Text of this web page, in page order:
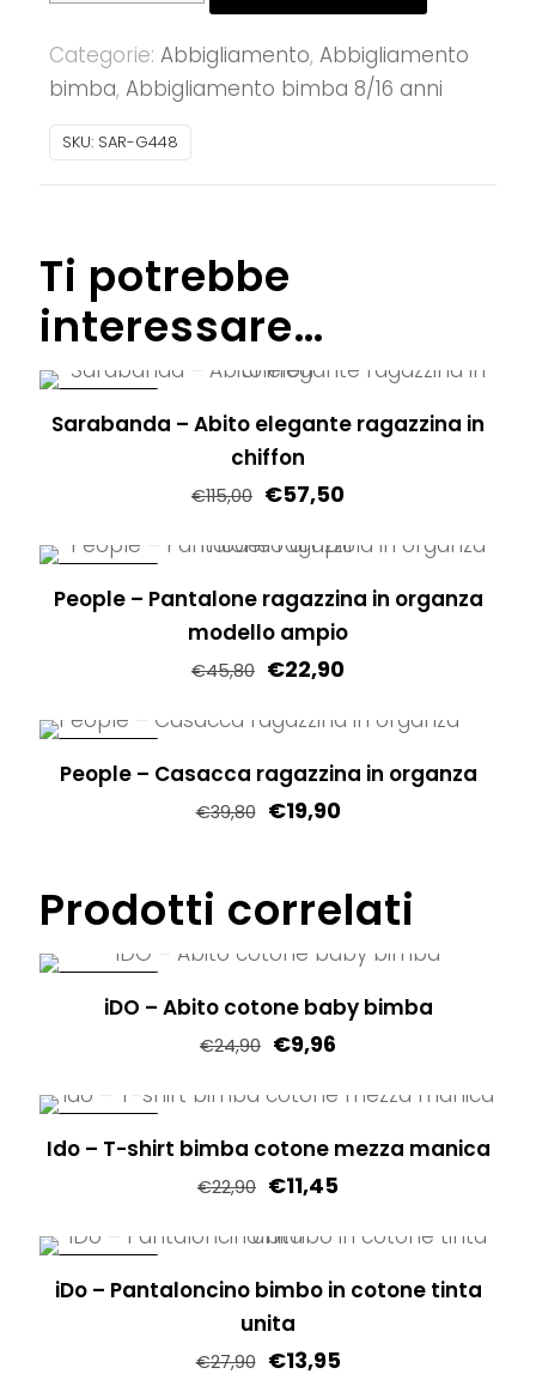
elegante
ragazzina
in
crepes
Categorie: Abbigliamento, Abbigliamento
bimba, Abbigliamento bimba 8/16 anni
SKU: SAR-G448
Ti potrebbe
interessare…
Sarabanda – Abito elegante ragazzina in
chiffon
€115,00 €57,50
ha
più
varianti.
opzioni
possono
essere
pagina
People – Pantalone ragazzina in organza
modello ampio
€45,80 €22,90
ha
più
opzioni
possono
scelte
nella
prodotto
People – Casacca ragazzina in organza
€39,80 €19,90
prodotto
ha
più
Le
opzioni
possono
scelte
nella
prodotto
Prodotti correlati
iDO – Abito cotone baby bimba
€24,90 €9,96
ha
più
opzioni
possono
essere
Ido – T-shirt bimba cotone mezza manica
€22,90 €11,45
ha
più
varianti.
iDo – Pantaloncino bimbo in cotone tinta
unita
€27,90 €13,95